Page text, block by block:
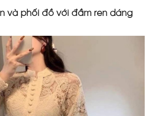
và phối đồ với đầm ren dáng